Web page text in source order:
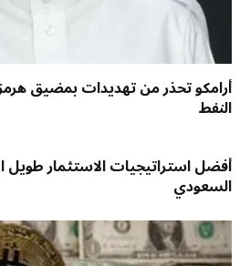
أرامكو تحذر من تهديدات بمضيق
النفط
أفضل استراتيجيات الاستثمار
السعودي